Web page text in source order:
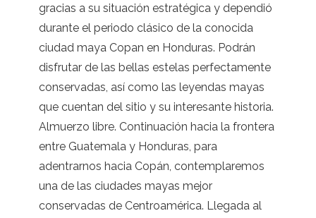
gracias a su situación estratégica y dependió
durante el periodo clásico de la conocida
ciudad maya Copan en Honduras. Podrán
disfrutar de las bellas estelas perfectamente
conservadas, así como las leyendas mayas
que cuentan del sitio y su interesante historia.
Almuerzo libre. Continuación hacia la frontera
entre Guatemala y Honduras, para
adentrarnos hacia Copán, contemplaremos
una de las ciudades mayas mejor
conservadas de Centroamérica. Llegada al